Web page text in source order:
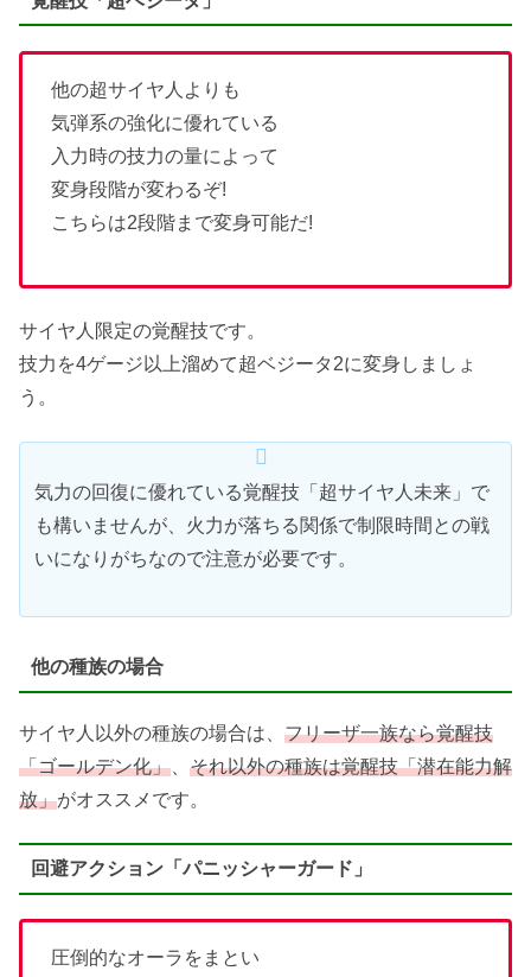
他の超サイヤ人よりも
気弾系の強化に優れている
入力時の技力の量によって
変身段階が変わるぞ!
こちらは2段階まで変身可能だ!
サイヤ人限定の覚醒技です。
技力を4ゲージ以上溜めて超ベジータ2に変身しましょ
う。
気力の回復に優れている覚醒技「超サイヤ人未来」で
も構いませんが、火力が落ちる関係で制限時間との戦
いになりがちなので注意が必要です。
他の種族の場合
サイヤ人以外の種族の場合は、 フリーザ一族なら覚醒技
「ゴールデン化」
それ以外の種族は覚醒技「潜在能力解
放」がオススメです。
回避アクション「パニッシャーガード」
圧倒的なオーラをまとい